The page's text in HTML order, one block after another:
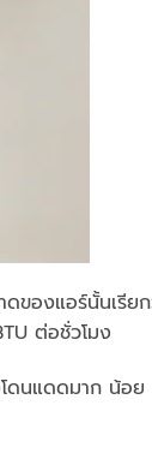
ดของแอร์นั้นเรีย
ต่อชั่วโมง
ดนแดดมาก น้อย